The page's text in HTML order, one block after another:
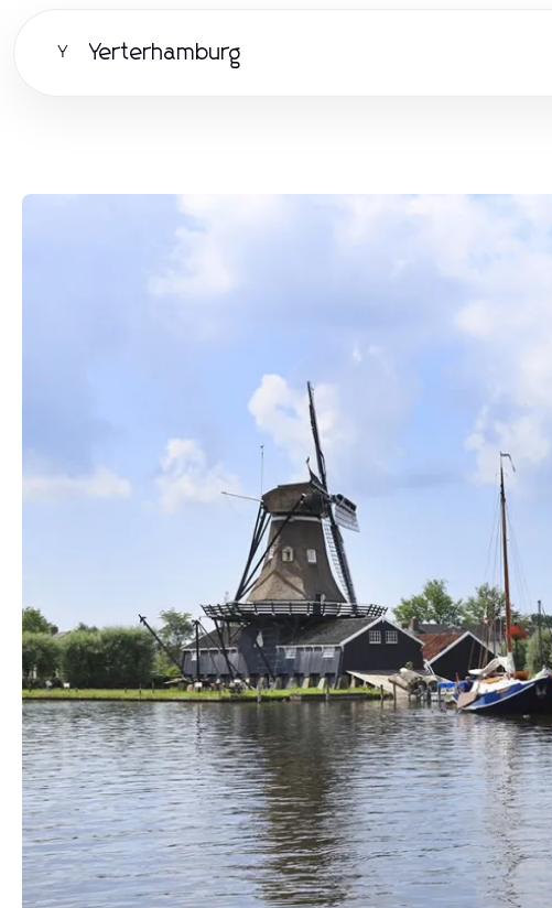
Y Yerterhamburg